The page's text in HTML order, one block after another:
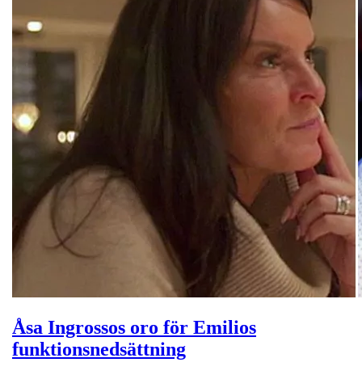
Åsa Ingrossos oro för Emilios
funktionsnedsättning